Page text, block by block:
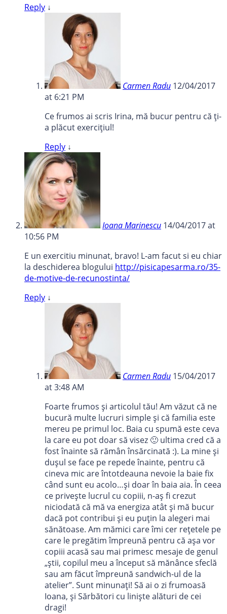
Reply ↓
Carmen Radu 12/04/2017
at 6:21 PM
Ce frumos ai scris Irina, mă bucur pentru că ți-
a plăcut exercițiul!
Reply ↓
Ioana Marinescu 14/04/2017 at
10:56 PM
E un exercitiu minunat, bravo! L-am facut si eu chiar
la deschiderea blogului http://pisicapesarma.ro/35-
de-motive-de-recunostinta/
Reply ↓
Carmen Radu 15/04/2017
at 3:48 AM
Foarte frumos și articolul tău! Am văzut că ne
bucură multe lucruri simple și că familia este
mereu pe primul loc. Baia cu spumă este ceva
la care eu pot doar să visez 🙂 ultima cred că a
fost înainte să rămân însărcinată :). La mine și
dușul se face pe repede înainte, pentru că
cineva mic are întotdeauna nevoie la baie fix
când sunt eu acolo…și doar în baia aia. În ceea
ce privește lucrul cu copiii, n-aș fi crezut
niciodată că mă va energiza atât și mă bucur
dacă pot contribui și eu puțin la alegeri mai
sănătoase. Am mămici care îmi cer rețetele pe
care le pregătim împreună pentru că așa vor
copiii acasă sau mai primesc mesaje de genul
„știi, copilul meu a început să mănânce sfeclă
sau am făcut împreună sandwich-ul de la
atelier”. Sunt minunați! Să ai o zi frumoasă
Ioana, și Sărbători cu liniște alături de cei
dragi!